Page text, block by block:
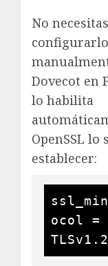
No necesitas
configurarlo
Dovecot en
lo habilita
OpenSSL lo
establecer:
ocol =